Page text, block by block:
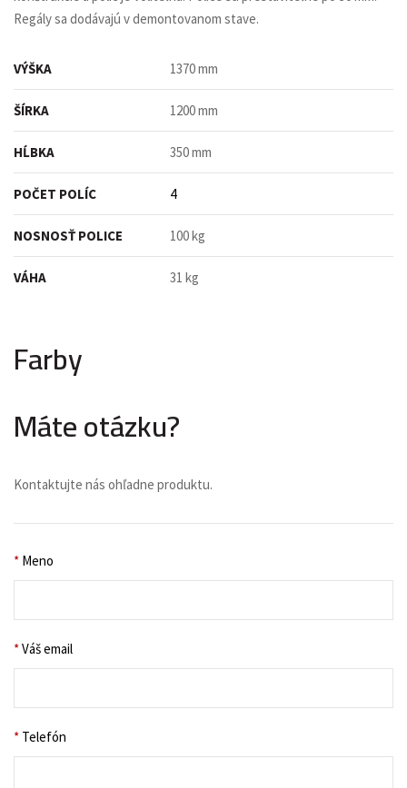
Regály sa dodávajú v demontovanom stave.
VÝŠKA 1370 mm
ŠÍRKA 1200 mm
HĹBKA 350 mm
POČET POLÍC 4
NOSNOSŤ POLICE 100 kg
VÁHA 31 kg
Farby
Máte otázku?
Kontaktujte nás ohľadne produktu.
* Meno
*Váš email
* Telefón